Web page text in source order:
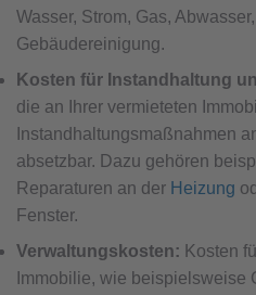
Wasser, Strom, Gas,
Gebäudereinigung.
Kosten für Instandhaltung
die an Ihrer vermieteten
Instandhaltungsmaßnahmen
absetzbar. Dazu gehören
Reparaturen an der Heizung
Fenster.
Verwaltungskosten: Kosten
Immobilie, wie beispielsweise